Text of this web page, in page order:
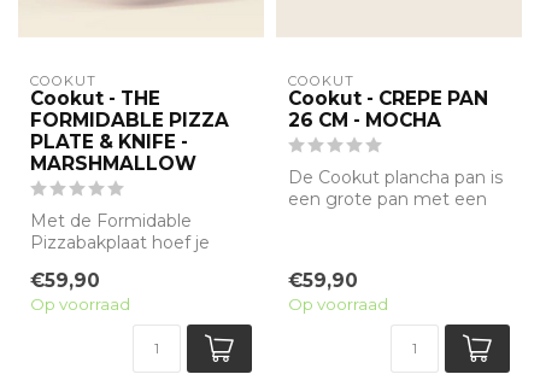
COOKUT
Cookut - THE
FORMIDABLE PIZZA
PLATE & KNIFE -
MARSHMALLOW
Met de Formidable
Pizzabakplaat hoef je
te verwarmen om ...
€59,90
Op voorraad
COOKUT
Cookut - CREPE PAN
26 CM - MOCHA
De Cookut plancha pan is
een grote pan met een
€59,90
Op voorraad